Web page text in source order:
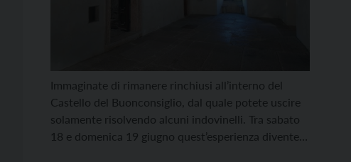
Immaginate di rimanere rinchiusi all’interno del
Castello del Buonconsiglio, dal quale potete uscire
solamente risolvendo alcuni indovinelli. Tra sabato
18 e domenica 19 giugno quest’esperienza diventerà